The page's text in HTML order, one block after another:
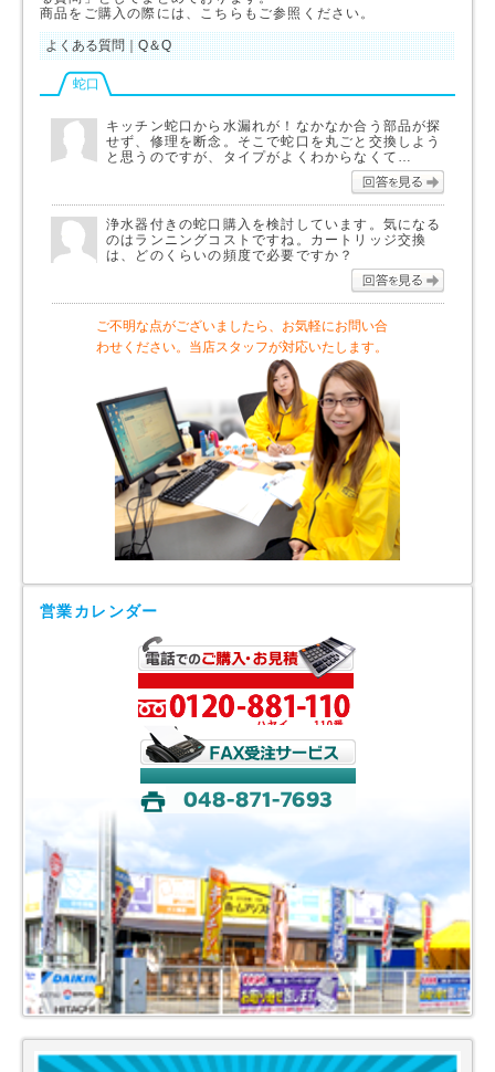
商品をご購入の際には、こちらもご参照ください。
よくある質問｜Q＆Q
蛇口
キッチン蛇口から水漏れが！なかなか合う部品が探
せず、修理を断念。そこで蛇口を丸ごと交換しよう
と思うのですが、タイプがよくわからなくて…
浄水器付きの蛇口購入を検討しています。気になる
のはランニングコストですね。カートリッジ交換
は、どのくらいの頻度で必要ですか？
ご不明な点がございましたら、お気軽にお問い合
わせください。当店スタッフが対応いたします。
営業カレンダー